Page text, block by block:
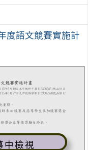
度語文競賽實施計
中檢視